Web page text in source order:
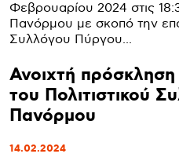
Φεβρουαρίου 2024 στις
Πανόρμου με σκοπό την
Συλλόγου Πύργου...
Ανοιχτή πρόσκληση
του Πολιτιστικού
Πανόρμου
14.02.2024